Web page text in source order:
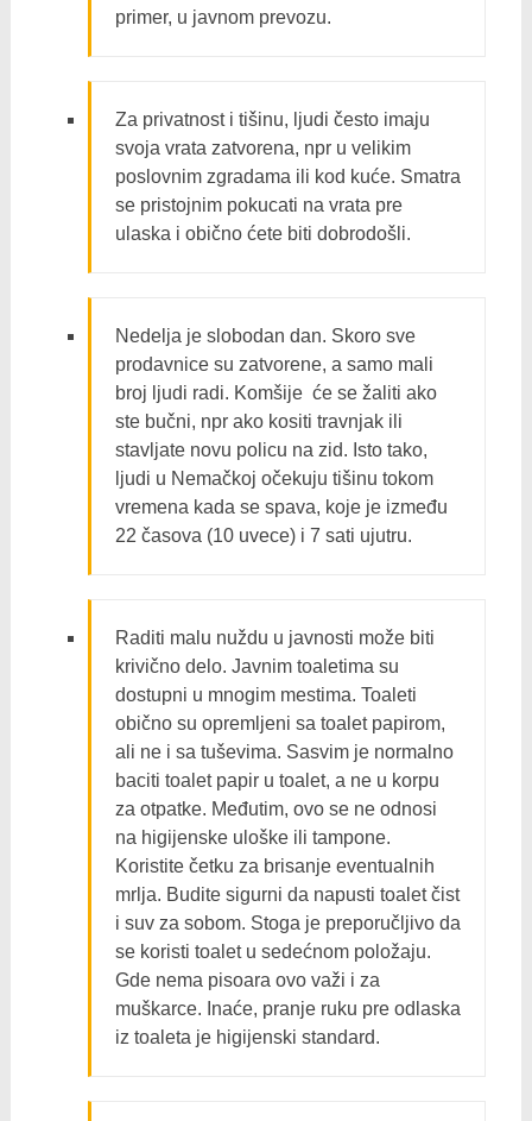
primer, u javnom prevozu.
Za privatnost i tišinu, ljudi često imaju
svoja vrata zatvorena, npr u velikim
poslovnim zgradama ili kod kuće. Smatra
se pristojnim pokucati na vrata pre
ulaska i obično ćete biti dobrodošli.
Nedelja je slobodan dan. Skoro sve
prodavnice su zatvorene, a samo mali
broj ljudi radi. Komšije će se žaliti ako
ste bučni, npr ako kositi travnjak ili
stavljate novu policu na zid. Isto tako,
ljudi u Nemačkoj očekuju tišinu tokom
vremena kada se spava, koje je između
22 časova (10 uvece) i 7 sati ujutru.
Raditi malu nuždu u javnosti može biti
krivično delo. Javnim toaletima su
dostupni u mnogim mestima. Toaleti
obično su opremljeni sa toalet papirom,
ali ne i sa tuševima. Sasvim je normalno
baciti toalet papir u toalet, a ne u korpu
za otpatke. Međutim, ovo se ne odnosi
na higijenske uloške ili tampone.
Koristite četku za brisanje eventualnih
mrlja. Budite sigurni da napusti toalet čist
i suv za sobom. Stoga je preporučljivo da
se koristi toalet u sedećnom položaju.
Gde nema pisoara ovo važi i za
muškarce. Inaće, pranje ruku pre odlaska
iz toaleta je higijenski standard.